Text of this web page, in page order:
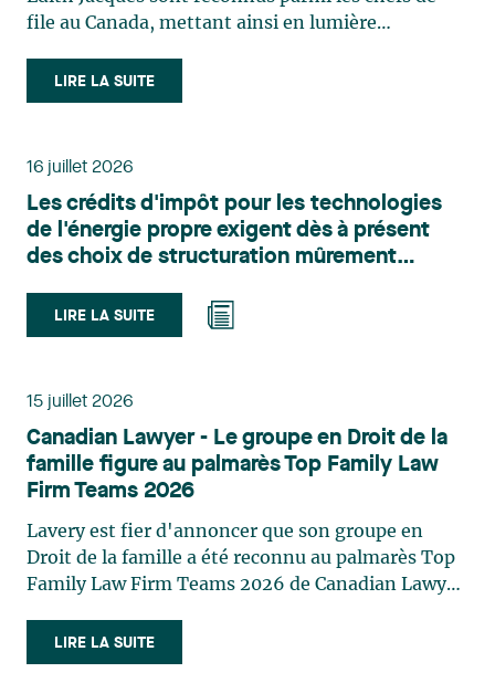
file au Canada, mettant ainsi en lumière
le domaine du droit des technologies. Valérie
Belle-Isle est associée au sein du groupe de droit
principalement sur le droit de l’environnement,
du territoire. Elle conseille et représente une
clientèle publique et privée dans le cadre d’enjeux
touchant notamment les obligations
environnementales, l’obtention d’autorisations
et de permis, l’application et la contestation de
règlements d’urbanisme, ainsi que les dossiers
municipalités dans la validation juridique de leurs
Reconnue pour son approche à la fois stratégique
et pratique, elle intervient aussi en matière de
taxation municipale et d’évaluation foncière, en
plus de contribuer régulièrement à des
publications et à des activités de formation. Jean-
Sébastien Desroches œuvre en droit des affaires,
acquisitions, des infrastructures, des énergies
renouvelables et du développement de projets,
LIRE LA SUITE
16 juillet 2026
Les crédits d'impôt pour les technologies
de l'énergie propre exigent dès à présent
des choix de structuration mûrement
LIRE LA SUITE
15 juillet 2026
Canadian Lawyer - Le groupe en Droit de la
famille figure au palmarès Top Family Law
Firm Teams 2026
Lavery est fier d'annoncer que son groupe en
Droit de la famille a été reconnu au palmarès Top
Family Law Firm Teams 2026 de Canadian Lawyer.
sélection rigoureux, fondé sur des nominations
issues du lectorat, d'associations juridiques et de
LIRE LA SUITE